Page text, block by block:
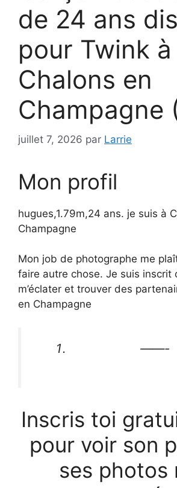
de 24 ans
pour Twink à
Chalons en
Champagne
juillet 7, 2026 par Larrie
Mon profil
hugues,1.79m,24 ans. je suis à
Champagne
Mon job de photographe me
faire autre chose. Je suis inscrit
m’éclater et trouver des
en Champagne
——-
Inscris toi
pour voir son
ses photos